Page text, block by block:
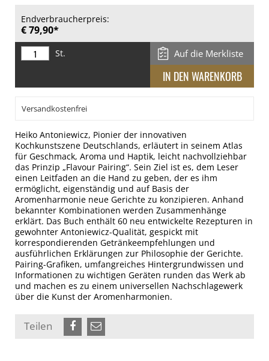
Endverbraucherpreis:
€ 79,90*
St. Auf die Merkliste
Versandkostenfrei
Heiko Antoniewicz, Pionier der innovativen
Kochkunstszene Deutschlands, erläutert in seinem Atlas
für Geschmack, Aroma und Haptik, leicht nachvollziehbar
das Prinzip „Flavour Pairing“. Sein Ziel ist es, dem Leser
einen Leitfaden an die Hand zu geben, der es ihm
ermöglicht, eigenständig und auf Basis der
Aromenharmonie neue Gerichte zu konzipieren. Anhand
bekannter Kombinationen werden Zusammenhänge
erklärt. Das Buch enthält 60 neu entwickelte Rezepturen in
gewohnter Antoniewicz-Qualität, gespickt mit
korrespondierenden Getränkeempfehlungen und
ausführlichen Erklärungen zur Philosophie der Gerichte.
Pairing-Grafiken, umfangreiches Hintergrundwissen und
Informationen zu wichtigen Geräten runden das Werk ab
und machen es zu einem universellen Nachschlagewerk
über die Kunst der Aromenharmonien.
Teilen